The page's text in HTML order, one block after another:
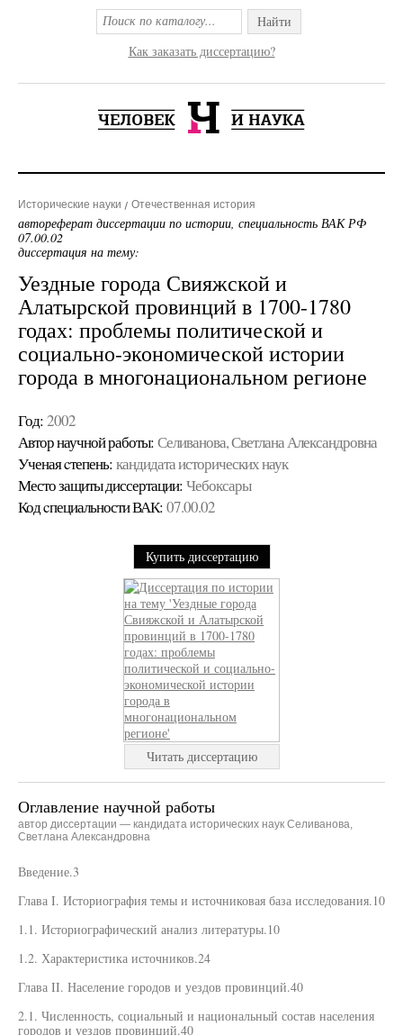
Найти
Как заказать диссертацию?
Исторические науки Отечественная история
автореферат диссертации по истории, специальность ВАК РФ
07.00.02
диссертация на тему:
Уездные города Свияжской и
Алатырской провинций в 1700-1780
годах: проблемы политической и
социально-экономической истории
города в многонациональном регионе
Год: 2002
Автор научной работы: Селиванова, Светлана Александровна
Ученая cтепень: кандидата исторических наук
Место защиты диссертации: Чебоксары
Код cпециальности ВАК: 07.00.02
Купить диссертацию
Читать диссертацию
Оглавление научной работы
автор диссертации — кандидата исторических наук Селиванова,
Светлана Александровна
Введение.3
Глава I. Историография темы и источниковая база исследования.10
1.1. Историографический анализ литературы.10
1.2. Характеристика источников.24
Глава II. Население городов и уездов провинций.40
2.1. Численность, социальный и национальный состав населения
городов и уездов провинций.40